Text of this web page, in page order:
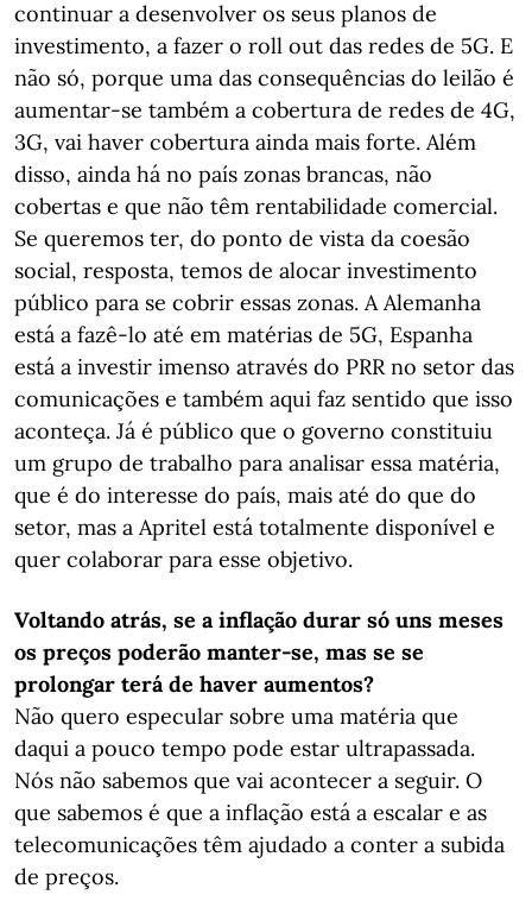
continuar a desenvolver os seus planos de
investimento, a fazer o roll out das redes de 5G. E
não só, porque uma das consequências do leilão é
aumentar-se também a cobertura de redes de 4G,
3G, vai haver cobertura ainda mais forte. Além
disso, ainda há no país zonas brancas, não
cobertas e que não têm rentabilidade comercial.
Se queremos ter, do ponto de vista da coesão
social, resposta, temos de alocar investimento
público para se cobrir essas zonas. A Alemanha
está a fazê-lo até em matérias de 5G, Espanha
está a investir imenso através do PRR no setor das
comunicações e também aqui faz sentido que isso
aconteça. Já é público que o governo constituiu
um grupo de trabalho para analisar essa matéria,
que é do interesse do país, mais até do que do
setor, mas a Apritel está totalmente disponível e
quer colaborar para esse objetivo.
Voltando atrás, se a inflação durar só uns meses
os preços poderão manter-se, mas se se
prolongar terá de haver aumentos?
Não quero especular sobre uma matéria que
daqui a pouco tempo pode estar ultrapassada.
Nós não sabemos que vai acontecer a seguir. O
que sabemos é que a inflação está a escalar e as
telecomunicações têm ajudado a conter a subida
de preços.